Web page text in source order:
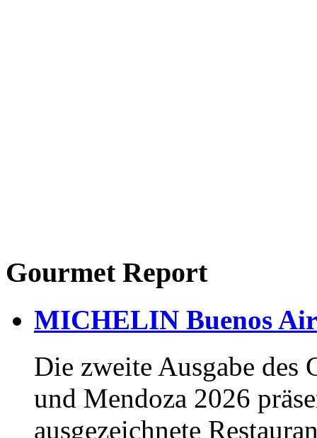
Gourmet Report
MICHELIN Buenos
Die zweite Ausgabe
und Mendoza 2026
ausgezeichnete